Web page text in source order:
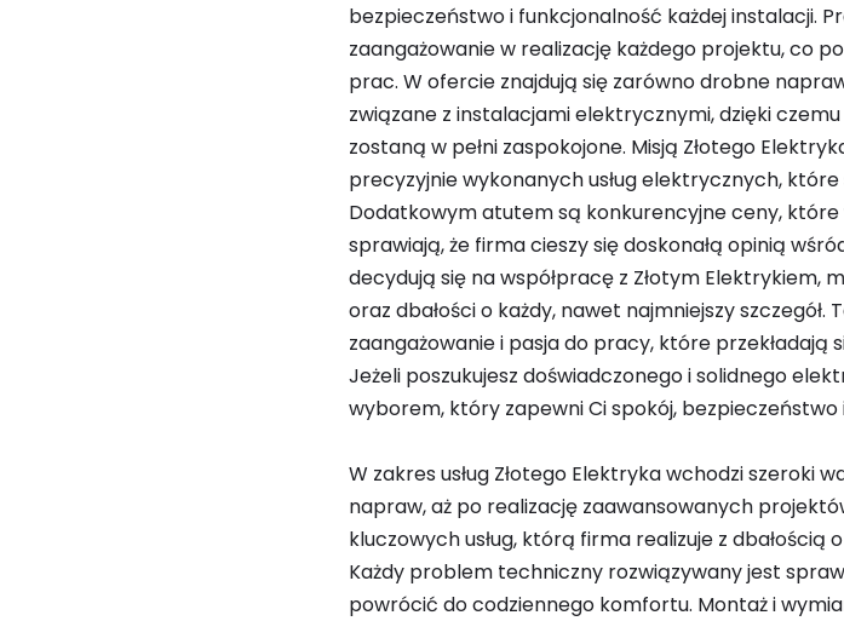
bezpieczeństwo i funkcjonalność każdej instalacji.
zaangażowanie w realizację każdego projektu, co
prac. W ofercie znajdują się zarówno drobne
związane z instalacjami elektrycznymi, dzięki
zostaną w pełni zaspokojone. Misją Złotego
precyzyjnie wykonanych usług elektrycznych,
Dodatkowym atutem są konkurencyjne ceny, które
sprawiają, że firma cieszy się doskonałą opinią
decydują się na współpracę z Złotym
oraz dbałości o każdy, nawet najmniejszy
zaangażowanie i pasja do pracy, które przekładają
Jeżeli poszukujesz doświadczonego i solidnego
wyborem, który zapewni Ci spokój, bezpieczeństwo i
W zakres usług Złotego Elektryka wchodzi szeroki
napraw, aż po realizację zaawansowanych
kluczowych usług, którą firma realizuje z
Każdy problem techniczny rozwiązywany jest
powrócić do codziennego komfortu. Montaż i